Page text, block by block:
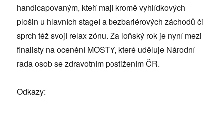
handicapovaným, kteří mají kromě vyhlídkových
plošin u hlavních stageí a bezbariérových záchodů či
sprch též svojí relax zónu. Za loňský rok je nyní mezi
finalisty na ocenění MOSTY, které uděluje Národní
rada osob se zdravotním postižením ČR.
Odkazy: